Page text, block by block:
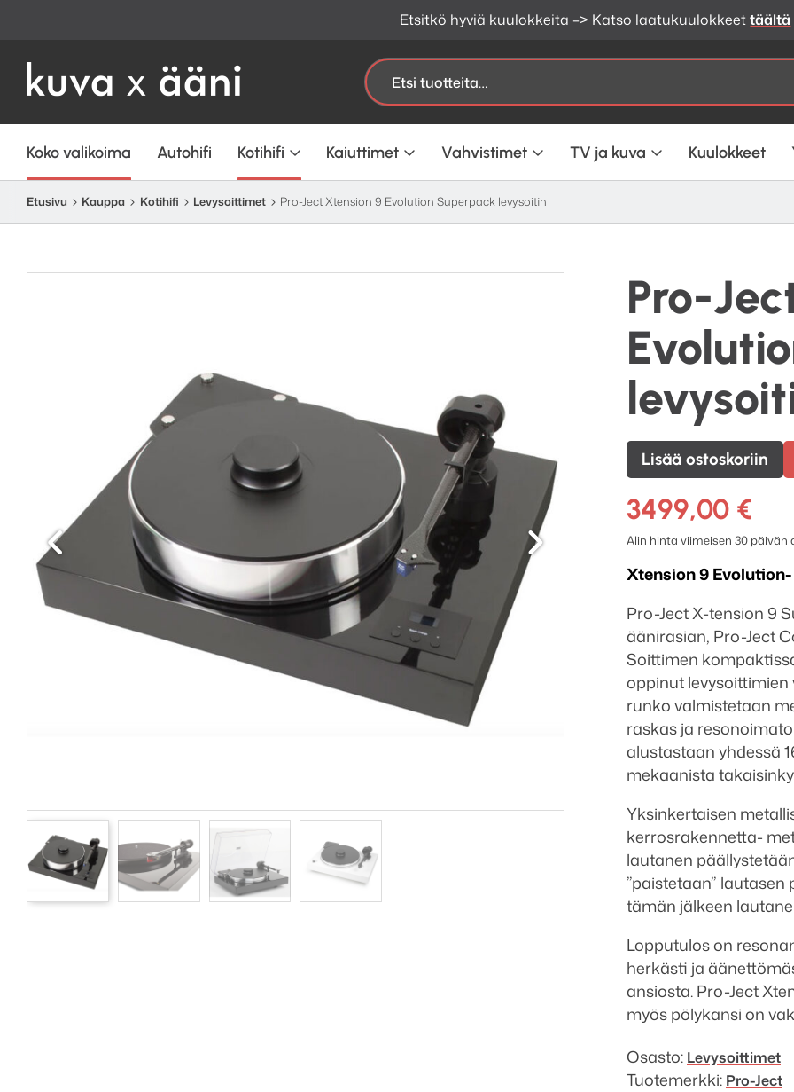
Etsitkö hyviä kuulokkeita –> Katso laatukuulokkeettäältä
Etsi:
Koko valikoima Autohifi Kotihifi Kaiuttimet Vahvistimet TV ja kuva Kuulokkeet
Etusivu Kauppa Kotihifi Levysoittimet Pro-Ject Xtension 9 Evolution Superpack levysoitin
Pro-
Edellinen Seuraava
Pro-
Ject
Xtension
9
Evolution
Superpack
määrä
Lisää ostoskoriin
3499,00 €
Alin hinta viimeisen 30 päivän
Xtension 9
Pro-Ject X-tension 9
äänirasian, Pro-Ject
Soittimen
oppinut levysoittimien
runko valmistetaan
raskas ja
alustastaan yhdessä
mekaanista
Yksinkertaisen
kerrosrakennetta-
lautanen
”paistetaan”
tämän jälkeen
Lopputulos on
herkästi ja
ansiosta. Pro-Ject
myös pölykansi on
Osasto: Levysoittimet
Tuotemerkki: Pro-Ject